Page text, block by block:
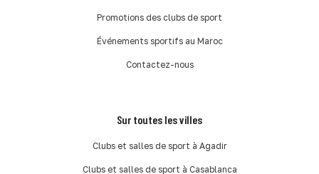
Promotions des clubs de sport
Événements sportifs au Maroc
Contactez-nous
Sur toutes les villes
Clubs et salles de sport à Agadir
Clubs et salles de sport à Casablanca